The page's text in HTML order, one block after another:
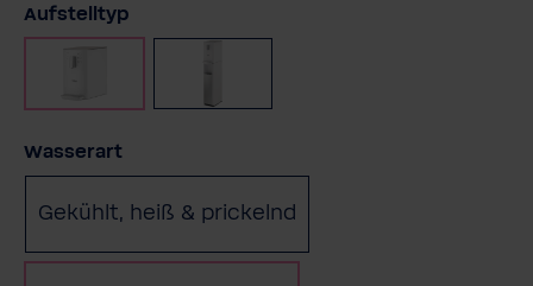
Aufstelltypauswählen
Auftischgerät
Wasserart
Gekühlt, heiß & prickelnd